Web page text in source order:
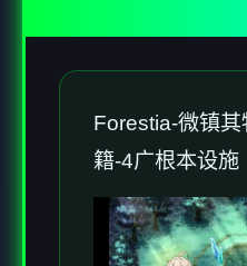
Forestia-微镇
籍-4广根本设施